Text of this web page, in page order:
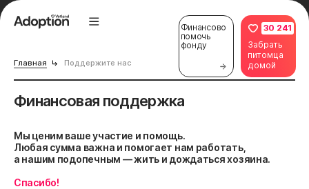
Финансово
помочь
фонду
30 241
Забрать
питомца
домой
Главная Поддержите нас
Финансовая поддержка
Мы ценим ваше участие и помощь.
Любая сумма важна и помогает нам работать,
а нашим подопечным — жить и дождаться хозяина.
Спасибо!